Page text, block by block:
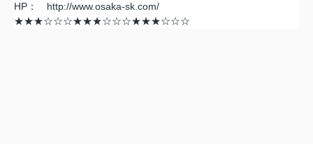
HP： http://www.osaka-sk.com/
★★★☆☆☆★★★☆☆☆★★★☆☆☆